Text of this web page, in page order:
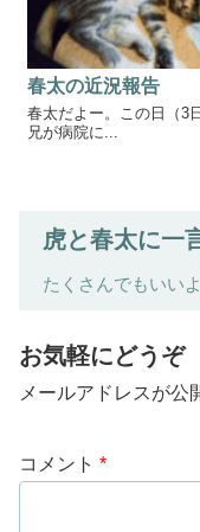
春太の近況報告
春太だよー。この日（3
兄が病院に...
虎と春太に一
たくさんでもいいよ
お気軽にどうぞ
メールアドレスが公
コメント *